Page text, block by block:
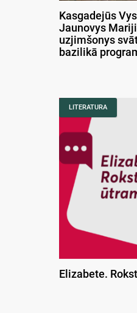
Kasgadejūs
Jaunovys
uzjimšonys
bazilikā
LITERATURA
Elizabete.